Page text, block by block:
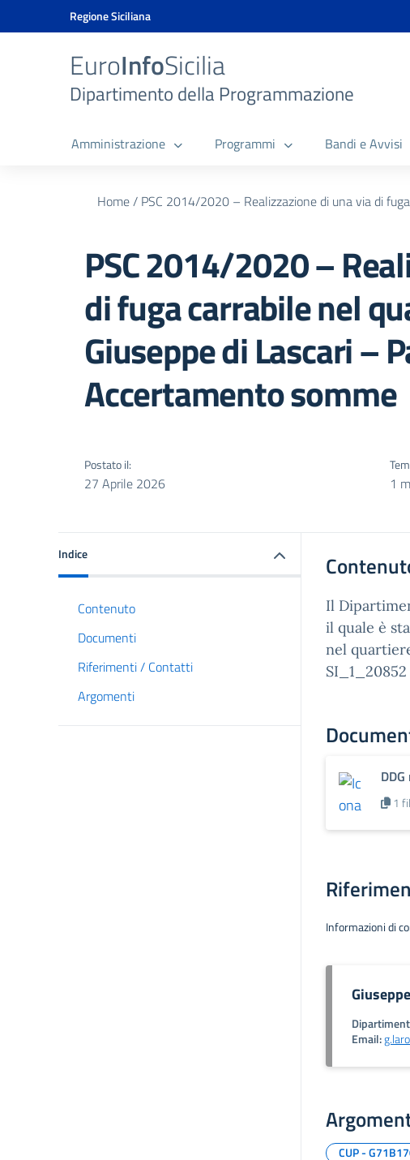
Vai ai contenuti
Vai al menu di navigazione
Vai al banner delle Cookie Policy
Regione Siciliana
EuroInfoSicilia
Dipartimento della Programmazione
Amministrazione Programmi Bandi e Avvisi
Home/ PSC 2014/2020 – Realizzazione di una via di
PSC 2014/2020 –
di fuga carrabile nel
Giuseppe di Lascari –
Accertamento somme
Postato il:
27 Aprile 2026 1
Indice
Contenuto
Documenti
Riferimenti / Contatti
Argomenti
Il
il quale è
nel
1
Informazioni di
Email:
CUP -